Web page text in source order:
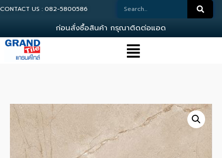
CONTACT US : 082-5800586
อนสงซอสนคา ก รณาตดตอแอดม